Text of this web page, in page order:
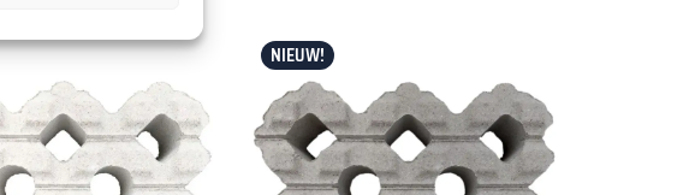
NIEUW!